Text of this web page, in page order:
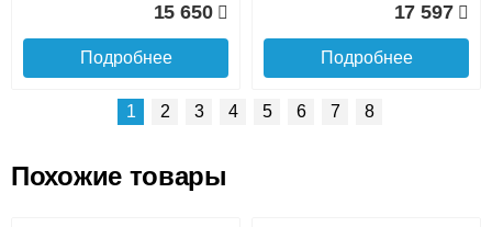
15 650
Подробнее
17 597
Подробнее
1 2 3 4 5 6 7 8
Похожие товары